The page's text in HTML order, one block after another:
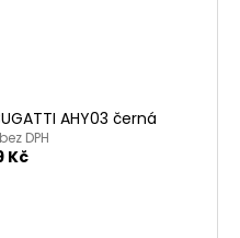
AHY03 černá
DPH
Kč